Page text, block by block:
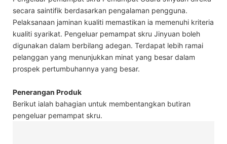
secara saintifik berdasarkan pengalaman pengguna.
Pelaksanaan jaminan kualiti memastikan ia memenuhi kriteria
kualiti syarikat. Pengeluar pemampat skru Jinyuan boleh
digunakan dalam berbilang adegan. Terdapat lebih ramai
pelanggan yang menunjukkan minat yang besar dalam
prospek pertumbuhannya yang besar.
Penerangan Produk
Berikut ialah bahagian untuk membentangkan butiran
pengeluar pemampat skru.